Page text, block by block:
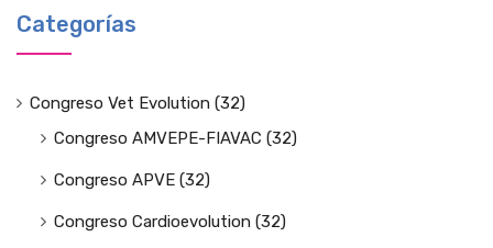
Categorías
Congreso Vet Evolution (32)
Congreso AMVEPE-FIAVAC (32)
Congreso APVE (32)
Congreso Cardioevolution (32)